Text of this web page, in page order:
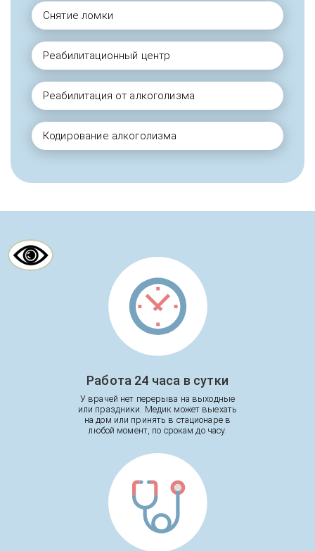
История восстановления после
зависимости в реабилитационном
центре и амбулаторной
психологической помощи для семьи
Снятие ломки
Реабилитационный центр
Реабилитация от алкоголизма
Кодирование алкоголизма
Работа 24 часа в сутки
У врачей нет перерыва на выходные
или праздники. Медик может выехать
на дом или принять в стационаре в
любой момент, по срокам до часу.